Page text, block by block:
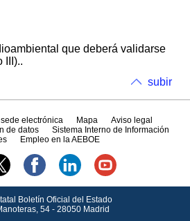
que deberá validarse
III)..
subir
electrónica Mapa
Aviso legal
de datos
Sistema Interno de Información
Empleo en la AEBOE
Boletín Oficial del Estado
54 - 28050 Madrid